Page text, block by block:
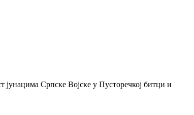
Српске Војске у Пусторечкој битци и